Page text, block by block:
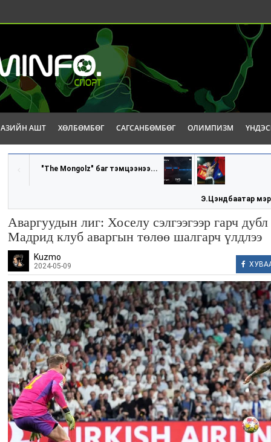
АЗИЙН АШТ ХӨЛБӨМБӨГ САГСАНБӨМБӨГ ОЛИМПИЗМ
"The Mongolz" баг тэмцээнээ...
Э.Цэндбаатар
Аваргуудын лиг: Хоселу сэлгээгээр гарч
Мадрид клуб аваргын төлөө шалгарч үлдлээ
Kuzmo
2024-05-09